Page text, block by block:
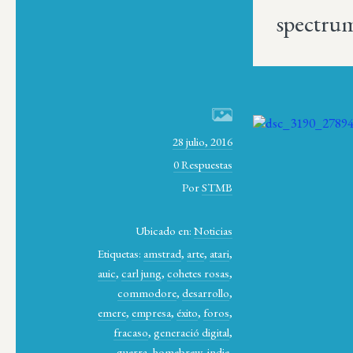
28 julio, 2016
0 Respuestas
PorSTMB
Ubicado en:Noticias
Etiquetas: amstrad, arte, atari,
auic,carl jung,cohetes rosas,
commodore,desarrollo,
emere,empresa,éxito, foros,
fracaso,generació digital,